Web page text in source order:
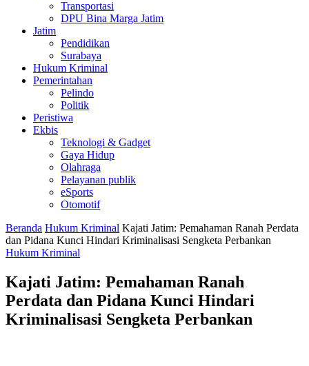
Transportasi
DPU Bina Marga Jatim
Jatim
Pendidikan
Surabaya
Hukum Kriminal
Pemerintahan
Pelindo
Politik
Peristiwa
Ekbis
Teknologi & Gadget
Gaya Hidup
Olahraga
Pelayanan publik
eSports
Otomotif
Beranda Hukum Kriminal Kajati Jatim: Pemahaman Ranah Perdata
dan Pidana Kunci Hindari Kriminalisasi Sengketa Perbankan
Hukum Kriminal
Kajati Jatim: Pemahaman Ranah
Perdata dan Pidana Kunci Hindari
Kriminalisasi Sengketa Perbankan